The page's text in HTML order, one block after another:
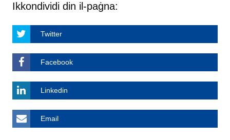
Ikkondividi din il-paġna:
Twitter
Facebook
Linkedin
Email